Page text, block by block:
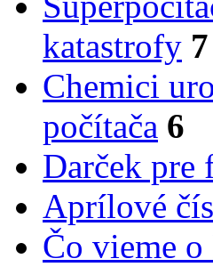
katastrofy 7
Chemici
počítača 6
Darček pre
Aprílové
Čo vieme